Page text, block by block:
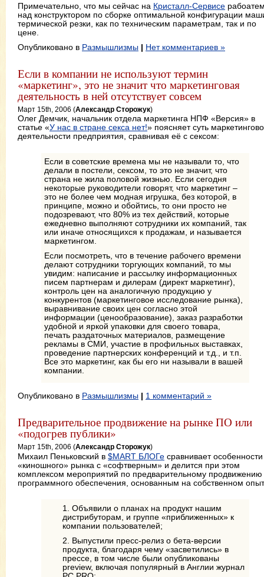
Примечательно, что мы сейчас на Кристалл-Сервисе
над конструктором по сборке оптимальной конфигурации
термической резки, как по техническим параметрам, так и по
цене.
Опубликовано в Размышлизмы | Нет комментариев »
Если в компании не используют термин
«маркетинг», это не значит что маркетинговая
деятельность в ней отсутствует совсем
Март 15th, 2006 (Александр Сторожук)
Олег Демчик, начальник отдела маркетинга НПФ «Версия» в
статье «У нас в стране секса нет!» поясняет суть
деятельности предприятия, сравнивая её с сексом:
Если в советские времена мы не называли то, что
делали в постели, сексом, то это не значит, что
страна не жила половой жизнью. Если сегодня
некоторые руководители говорят, что маркетинг –
это не более чем модная игрушка, без которой, в
принципе, можно и обойтись, то они просто не
подозревают, что 80% из тех действий, которые
ежедневно выполняют сотрудники их компаний, так
или иначе относящихся к продажам, и называется
маркетингом.
Если посмотреть, что в течение рабочего времени
делают сотрудники торгующих компаний, то мы
увидим: написание и рассылку информационных
писем партнерам и дилерам (директ маркетинг),
контроль цен на аналогичную продукцию у
конкурентов (маркетинговое исследование рынка),
выравнивание своих цен согласно этой
информации (ценообразование), заказ разработки
удобной и яркой упаковки для своего товара,
печать раздаточных материалов, размещение
рекламы в СМИ, участие в профильных выставках,
проведение партнерских конференций и т.д., и т.п.
Все это маркетинг, как бы его ни называли в вашей
компании.
Опубликовано в Размышлизмы | 1 комментарий »
Предварительное продвижение на рынке ПО или
«подогрев публики»
Март 15th, 2006 (Александр Сторожук)
Михаил Пеньковский в $MART БЛОГе сравнивает особенности
«киношного» рынка с «софтверным» и делится при этом
комплексом мероприятий по предварительному продвижению
программного обеспечения, основанным на собственном
1. Объявили о планах на продукт нашим
дистрибуторам, и группе «приближенных» к
компании пользователей;
2. Выпустили пресс-релиз о бета-версии
продукта, благодаря чему «засветились» в
прессе, в том числе были опубликованы
preview, включая популярный в Англии журнал